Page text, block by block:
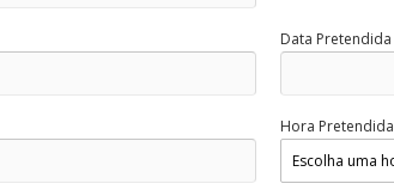
Data Pretendida
Hora Pretendida